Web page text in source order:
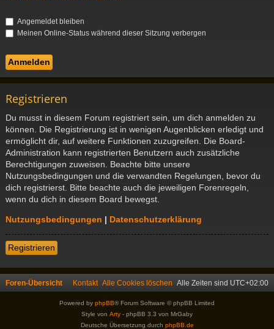
Angemeldet bleiben
Meinen Online-Status während dieser Sitzung verbergen
Registrieren
Du musst in diesem Forum registriert sein, um dich anmelden zu
können. Die Registrierung ist in wenigen Augenblicken erledigt und
ermöglicht dir, auf weitere Funktionen zuzugreifen. Die Board-
Administration kann registrierten Benutzern auch zusätzliche
Berechtigungen zuweisen. Beachte bitte unsere
Nutzungsbedingungen und die verwandten Regelungen, bevor du
dich registrierst. Bitte beachte auch die jeweiligen Forenregeln,
wenn du dich in diesem Board bewegst.
Nutzungsbedingungen | Datenschutzerklärung
Registrieren
Foren-Übersicht Alle Zeiten sind UTC+02:00
Alle Cookies löschen
Kontakt
Powered by phpBB® Forum Software © phpBB Limited
Style von Arty - phpBB 3.3 von MrGaby
Deutsche Übersetzung durch phpBB.de